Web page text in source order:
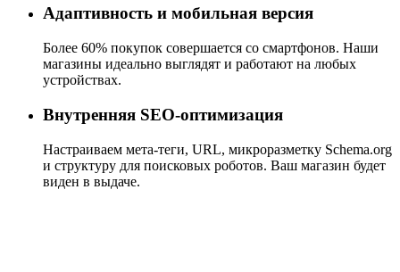
Адаптивность и мобильная версия
Более 60% покупок совершается со смартфонов. Наши
магазины идеально выглядят и работают на любых
устройствах.
Внутренняя SEO-оптимизация
Настраиваем мета-теги, URL, микроразметку Schema.org
и структуру для поисковых роботов. Ваш магазин будет
виден в выдаче.